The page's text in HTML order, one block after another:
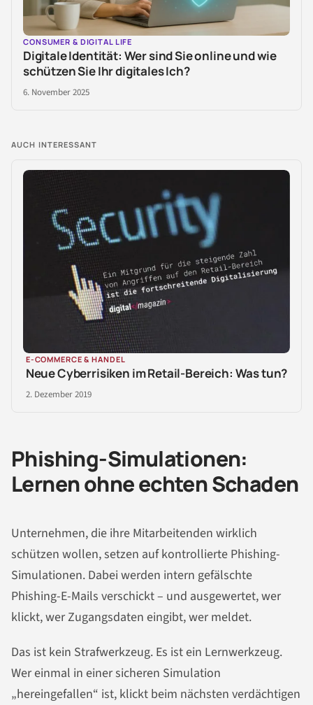
CONSUMER & DIGITAL LIFE
Digitale Identität: Wer sind Sie online und wie
schützen Sie Ihr digitales Ich?
6. November 2025
AUCH INTERESSANT
E-COMMERCE & HANDEL
Neue Cyberrisiken im Retail-Bereich: Was tun?
2. Dezember 2019
Phishing-Simulationen:
Lernen ohne echten Schaden
Unternehmen, die ihre Mitarbeitenden wirklich
schützen wollen, setzen auf kontrollierte Phishing-
Simulationen. Dabei werden intern gefälschte
Phishing-E-Mails verschickt – und ausgewertet, wer
klickt, wer Zugangsdaten eingibt, wer meldet.
Das ist kein Strafwerkzeug. Es ist ein Lernwerkzeug.
Wer einmal in einer sicheren Simulation
„hereingefallen“ ist, klickt beim nächsten verdächtigen